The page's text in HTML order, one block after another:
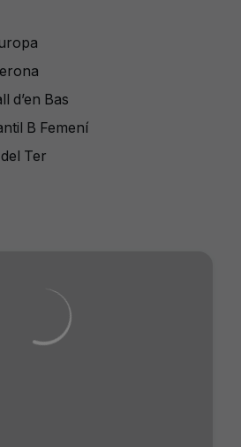
d’en Bas
B Femení
Ter